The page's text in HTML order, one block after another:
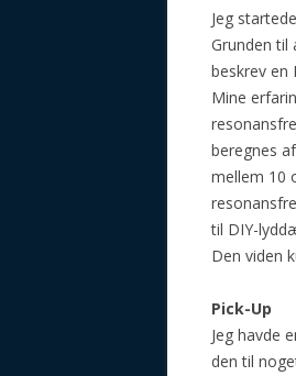
Jeg
Grunden til
beskrev en
Mine
beregnes
mellem 10
til DIY-
Den viden
Pick-Up
Jeg havde
den til